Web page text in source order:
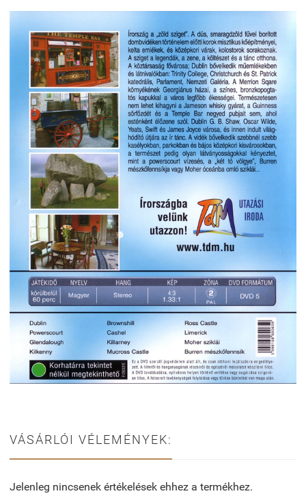
VÁSÁRLÓI VÉLEMÉNYEK:
Jelenleg nincsenek értékelések ehhez a termékhez.